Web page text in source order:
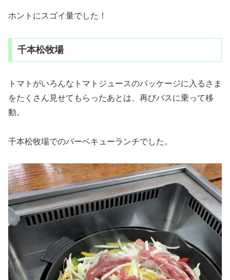
ホントにスゴイ量でした！
千本松牧場
トマトがいろんなトマトジュースのパッケージに入るさま
をたくさん見せてもらったあとは、再びバスに乗って移
動。
千本松牧場でのバーベキューランチでした。